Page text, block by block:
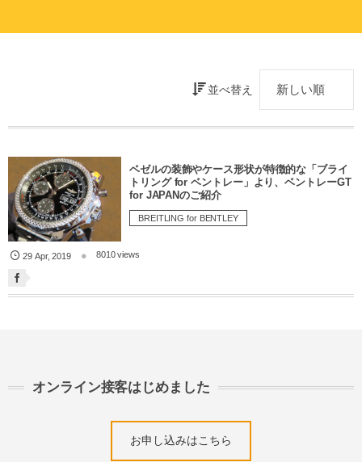
並べ替え
ベゼルの装飾やケース形状が特徴的な「ブライ
トリング for ベントレー」より、ベントレーGT
for JAPANのご紹介
BREITLING for BENTLEY
29 Apr,2019 8010 views
オンライン接客はじめました
お申し込みはこちら